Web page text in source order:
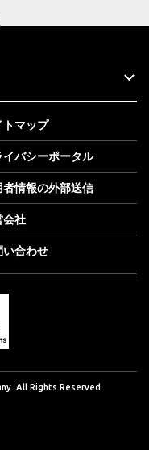
トマップ
イバシーポータル
者情報の外部送信
会社
い合わせ
All Rights Reserved.